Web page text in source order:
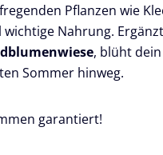
Pflanzen wie
wichtige Nahrung.
, blüht
Sommer hinweg.
garantiert!